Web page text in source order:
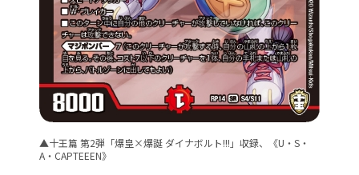
▲十王篇 第2弾「爆皇×爆誕 ダイナボルト!!!」収録、《U・S・
A・CAPTEEEN》